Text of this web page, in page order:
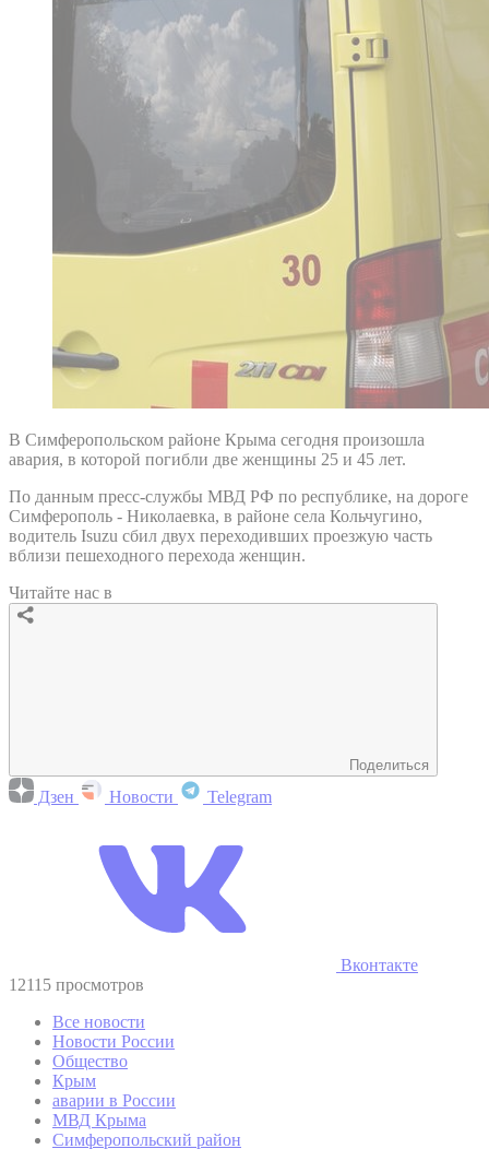
В Симферопольском районе Крыма сегодня произошла
авария, в которой погибли две женщины 25 и 45 лет.
По данным пресс-службы МВД РФ по республике, на дороге
Симферополь - Николаевка, в районе села Кольчугино,
водитель Isuzu сбил двух переходивших проезжую часть
вблизи пешеходного перехода женщин.
Читайте нас в
Поделиться
Дзен Новости Telegram
Вконтакте
12115 просмотров
Все новости
Новости России
Общество
Крым
аварии в России
МВД Крыма
Симферопольский район